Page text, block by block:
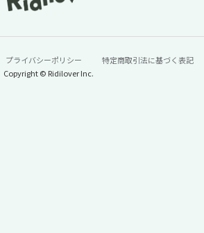
プライバシーポリシー
特定商取引法に基づく表記
Copyright © Ridilover Inc.